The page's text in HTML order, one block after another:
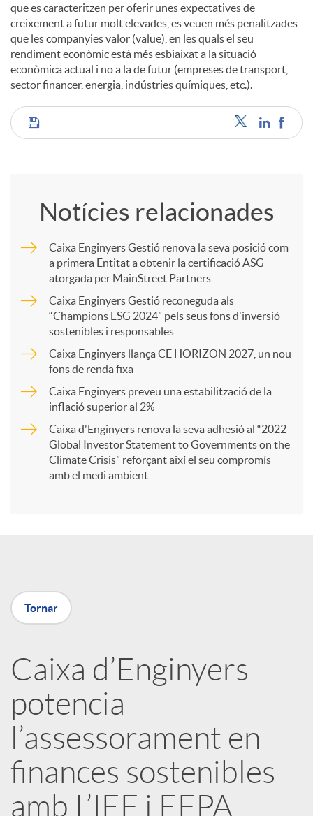
que es caracteritzen per oferir unes expectatives de
creixement a futur molt elevades, es veuen més penalitzades
que les companyies valor (value), en les quals el seu
rendiment econòmic està més esbiaixat a la situació
econòmica actual i no a la de futur (empreses de transport,
sector financer, energia, indústries químiques, etc.).
C
m
r
X
a
r
x
e
Notícies relacionades
Caixa Enginyers Gestió renova la seva posició com
a primera Entitat a obtenir la certificació ASG
atorgada per MainStreet Partners
Caixa Enginyers Gestió reconeguda als
“Champions ESG 2024” pels seus fons d'inversió
sostenibles i responsables
Caixa Enginyers llança CE HORIZON 2027, un nou
fons de renda fixa
Caixa Enginyers preveu una estabilització de la
inflació superior al 2%
Caixa d'Enginyers renova la seva adhesió al “2022
Global Investor Statement to Governments on the
Climate Crisis” reforçant així el seu compromís
amb el medi ambient
Tornar
Caixa d’Enginyers
potencia
l’assessorament en
finances sostenibles
amb L’IEF i EFPA